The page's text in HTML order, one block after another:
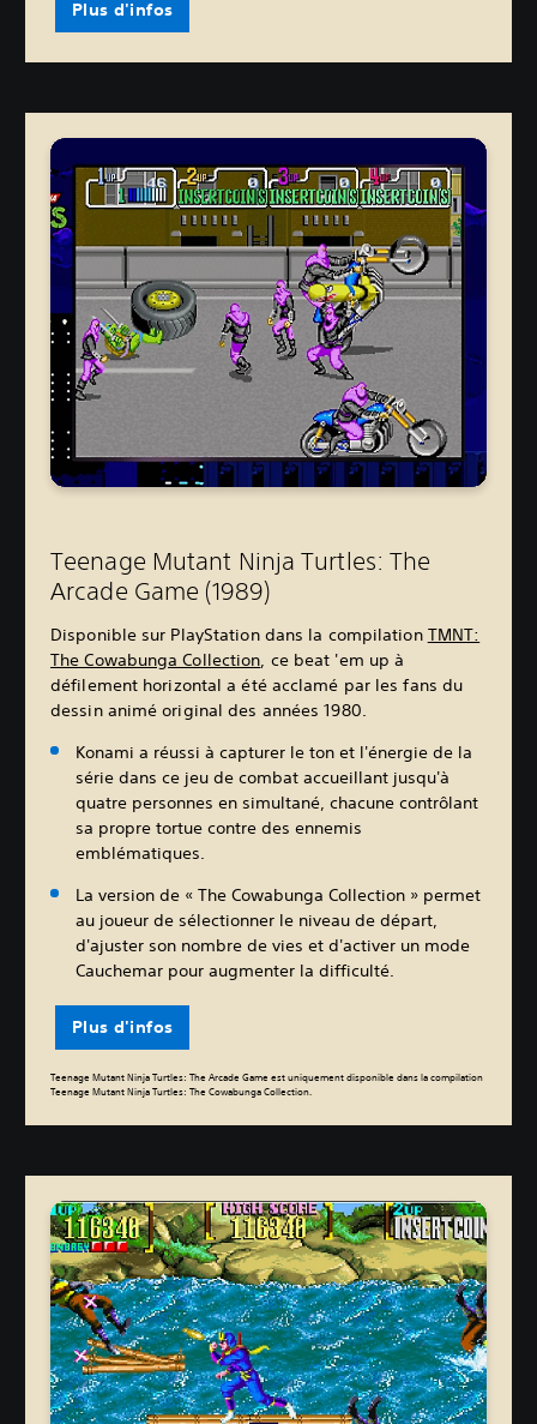
Plus d'infos
Teenage Mutant Ninja Turtles: The
Arcade Game (1989)
Disponible sur PlayStation dans la compilation TMNT:
The Cowabunga Collection, ce beat 'em up à
défilement horizontal a été acclamé par les fans du
dessin animé original des années 1980.
Konami a réussi à capturer le ton et l'énergie de la
série dans ce jeu de combat accueillant jusqu'à
quatre personnes en simultané, chacune contrôlant
sa propre tortue contre des ennemis
emblématiques.
La version de « The Cowabunga Collection » permet
au joueur de sélectionner le niveau de départ,
d'ajuster son nombre de vies et d'activer un mode
Cauchemar pour augmenter la difficulté.
Plus d'infos
Teenage Mutant Ninja Turtles: The Arcade Game est uniquement disponible dans la compilation
Teenage Mutant Ninja Turtles: The Cowabunga Collection.